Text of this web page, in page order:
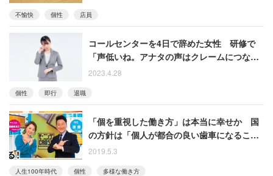
不愉快 個性 店員
コールセンターを4日で辞めた女性 研修で
「声低いね。アナタの声はクレームにつなが
る」と言われ…
2023.4.28
個性 即行 退職
「個を重視した働き方」は本当に幸せか 国
の方針は「個人が都合の良い歯車になること
をポジティブに書き換えているだけ」
2019.5.3
人生100年時代 個性 多様な働き方